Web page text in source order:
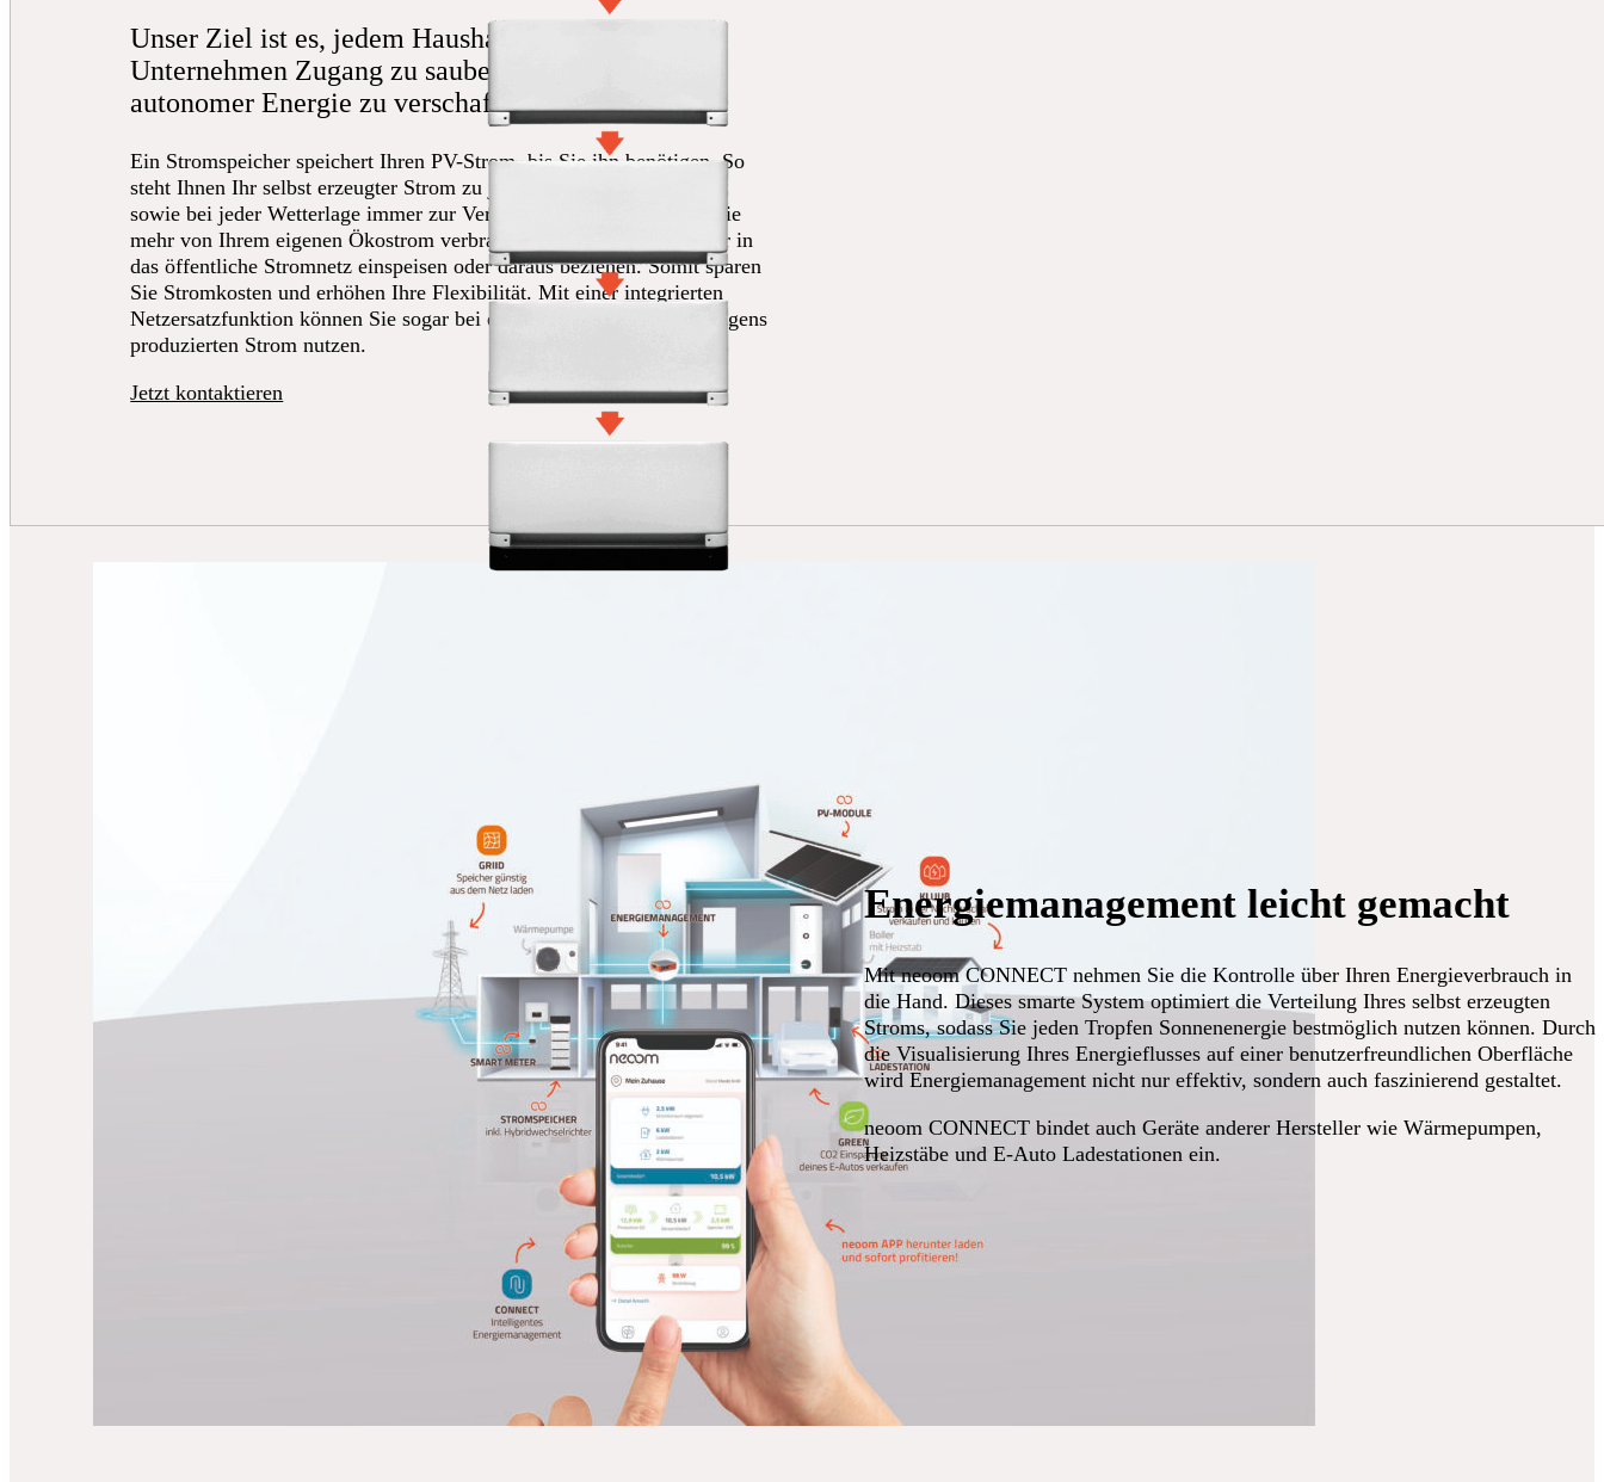
Unser Ziel ist es, jedem Haushalt und jedem
Unternehmen Zugang zu sauberer und
autonomer Energie zu verschaffen.
Ein Stromspeicher speichert Ihren PV-Strom, bis Sie ihn benötigen. So
steht Ihnen Ihr selbst erzeugter Strom zu jeder Tages- und Nachtzeit
sowie bei jeder Wetterlage immer zur Verfügung. Dadurch können Sie
mehr von Ihrem eigenen Ökostrom verbrauchen und müssen weniger in
das öffentliche Stromnetz einspeisen oder daraus beziehen. Somit sparen
Sie Stromkosten und erhöhen Ihre Flexibilität. Mit einer integrierten
Netzersatzfunktion können Sie sogar bei einem Stromausfall Ihren eigens
produzierten Strom nutzen.
Jetzt kontaktieren
Energiemanagement leicht gemacht
Mit neoom CONNECT nehmen Sie die Kontrolle über Ihren Energieverbrauch in
die Hand. Dieses smarte System optimiert die Verteilung Ihres selbst erzeugten
Stroms, sodass Sie jeden Tropfen Sonnenenergie bestmöglich nutzen können. Durch
die Visualisierung Ihres Energieflusses auf einer benutzerfreundlichen Oberfläche
wird Energiemanagement nicht nur effektiv, sondern auch faszinierend gestaltet.
neoom CONNECT bindet auch Geräte anderer Hersteller wie Wärmepumpen,
Heizstäbe und E-Auto Ladestationen ein.